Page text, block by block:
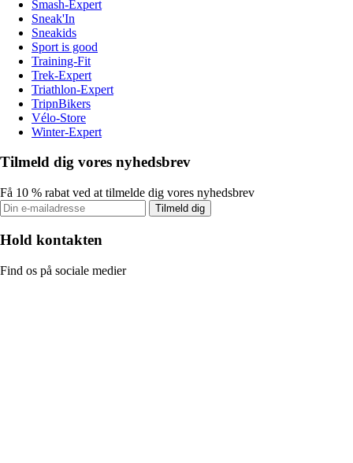
Smash-Expert
Sneak'In
Sneakids
Sport is good
Training-Fit
Trek-Expert
Triathlon-Expert
TripnBikers
Vélo-Store
Winter-Expert
Tilmeld dig vores nyhedsbrev
Få 10 % rabat ved at tilmelde dig vores nyhedsbrev
Tilmeld dig
Hold kontakten
Find os på sociale medier